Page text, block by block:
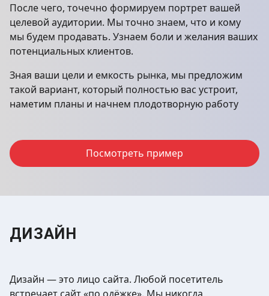
После чего, точечно формируем портрет вашей
целевой аудитории. Мы точно знаем, что и кому
мы будем продавать. Узнаем боли и желания ваших
потенциальных клиентов.
Зная ваши цели и емкость рынка, мы предложим
такой вариант, который полностью вас устроит,
наметим планы и начнем плодотворную работу
Посмотреть пример
ДИЗАЙН
Дизайн — это лицо сайта. Любой посетитель